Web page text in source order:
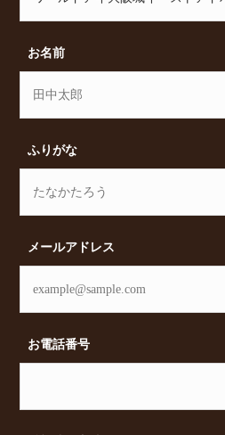
譲賃貸Classicalまでお気軽に
店予約及びオンライン相談も
た、希望の条件をいただきま
おすすめの賃貸物件をご提案い
お名前
ふりがな
メールアドレス
お電話番号